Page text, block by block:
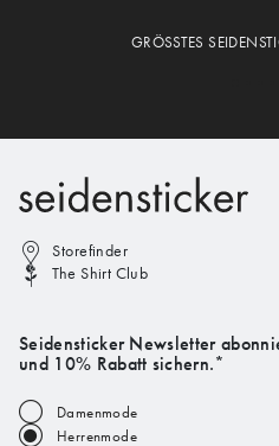
GRÖSSTES
Storefinder
The Shirt Club
Seidensticker Newsletter
und 10% Rabatt sichern.*
Damenmode
Herrenmode